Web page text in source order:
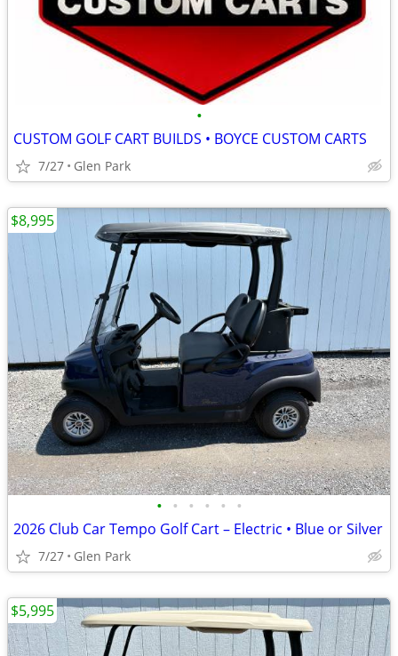
•
CUSTOM GOLF CART BUILDS • BOYCE CUSTOM CARTS
7/27 Glen Park
• • • • • •
2026 Club Car Tempo Golf Cart – Electric • Blue or Silver
7/27 Glen Park
$8,995
$5,995